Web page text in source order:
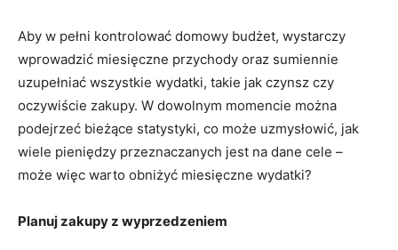
Aby w pełni kontrolować domowy budżet, wystarczy
wprowadzić miesięczne przychody oraz sumiennie
uzupełniać wszystkie wydatki, takie jak czynsz czy
oczywiście zakupy. W dowolnym momencie można
podejrzeć bieżące statystyki, co może uzmysłowić, jak
wiele pieniędzy przeznaczanych jest na dane cele –
może więc warto obniżyć miesięczne wydatki?
Planuj zakupy z wyprzedzeniem